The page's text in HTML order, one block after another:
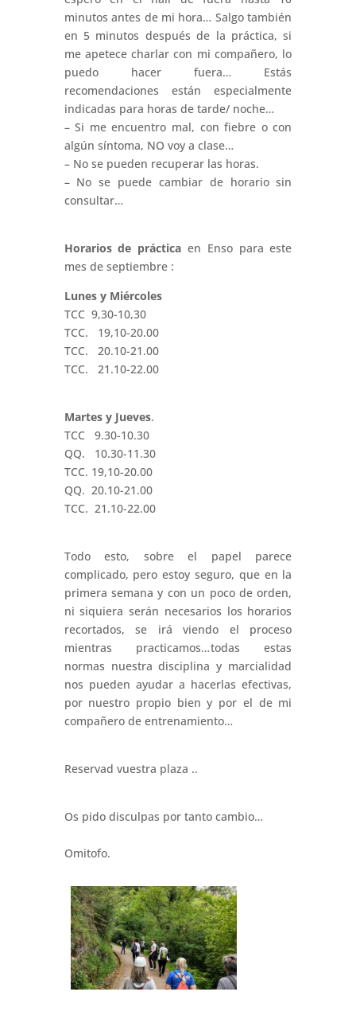
minutos antes de mi hora… Salgo también
en 5 minutos después de la práctica, si
me apetece charlar con mi compañero, lo
puedo hacer fuera… Estás
recomendaciones están especialmente
indicadas para horas de tarde/ noche…
– Si me encuentro mal, con fiebre o con
algún síntoma, NO voy a clase…
– No se pueden recuperar las horas.
– No se puede cambiar de horario sin
consultar…
Horarios de práctica en Enso para este
mes de septiembre :
Lunes y Miércoles
TCC 9,30-10,30
TCC. 19,10-20.00
TCC. 20.10-21.00
TCC. 21.10-22.00
Martes y Jueves.
TCC 9.30-10.30
QQ. 10.30-11.30
TCC. 19,10-20.00
QQ. 20.10-21.00
TCC. 21.10-22.00
Todo esto, sobre el papel parece
complicado, pero estoy seguro, que en la
primera semana y con un poco de orden,
ni siquiera serán necesarios los horarios
recortados, se irá viendo el proceso
mientras practicamos…todas estas
normas nuestra disciplina y marcialidad
nos pueden ayudar a hacerlas efectivas,
por nuestro propio bien y por el de mi
compañero de entrenamiento…
Reservad vuestra plaza ..
Os pido disculpas por tanto cambio…
Omitofo.